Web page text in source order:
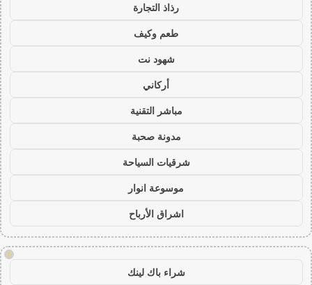
رذاذ التجارة
طعم وكيف
شهود نت
أركاني
مباشر التقنية
مدونة صحبة
شرقيات السياحة
موسوعة انوار
اشراق الأرباح
!
شراء باك لينك